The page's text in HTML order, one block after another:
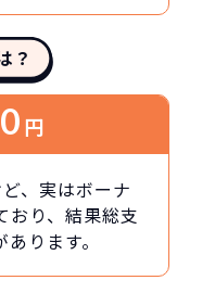
？
0円
、実はボーナ
おり、結果総支
ります。